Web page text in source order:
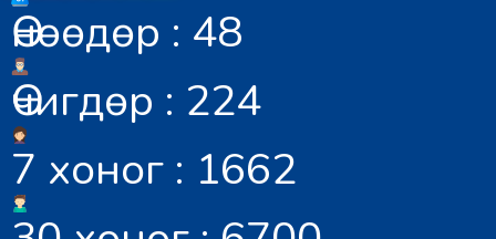
Өнөөдөр : 48
Өчигдөр : 224
7 хоног : 1662